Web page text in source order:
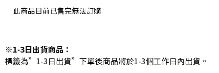
此商品目前已售完無法訂購
※1-3日出貨商品：
標籤為”1-3日出貨”下單後商品將於1-3個工作日內出貨。